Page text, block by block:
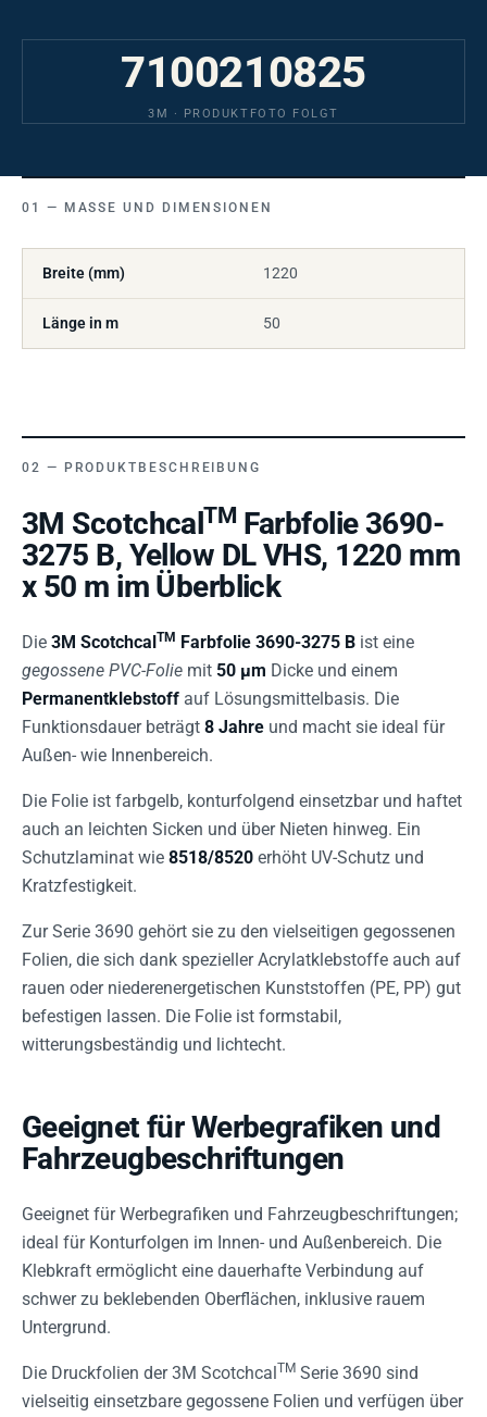
7100210825
3M · PRODUKTFOTO FOLGT
MASSE UND DIMENSIONEN
Breite (mm) 1220
Länge in m 50
PRODUKTBESCHREIBUNG
3M ScotchcalTM Farbfolie 3690-
3275 B, Yellow DL VHS, 1220 mm
x 50 m im Überblick
Die 3M ScotchcalTM Farbfolie 3690-3275 B ist eine
gegossene PVC-Folie mit 50 µm Dicke und einem
Permanentklebstoff auf Lösungsmittelbasis. Die
Funktionsdauer beträgt 8 Jahre und macht sie ideal für
Außen- wie Innenbereich.
Die Folie ist farbgelb, konturfolgend einsetzbar und haftet
auch an leichten Sicken und über Nieten hinweg. Ein
Schutzlaminat wie 8518/8520 erhöht UV-Schutz und
Kratzfestigkeit.
Zur Serie 3690 gehört sie zu den vielseitigen gegossenen
Folien, die sich dank spezieller Acrylatklebstoffe auch auf
rauen oder niederenergetischen Kunststoffen (PE, PP) gut
befestigen lassen. Die Folie ist formstabil,
witterungsbeständig und lichtecht.
Geeignet für Werbegrafiken und
Fahrzeugbeschriftungen
Geeignet für Werbegrafiken und Fahrzeugbeschriftungen;
ideal für Konturfolgen im Innen- und Außenbereich. Die
Klebkraft ermöglicht eine dauerhafte Verbindung auf
schwer zu beklebenden Oberflächen, inklusive rauem
Untergrund.
Die Druckfolien der 3M ScotchcalTM Serie 3690 sind
vielseitig einsetzbare gegossene Folien und verfügen über